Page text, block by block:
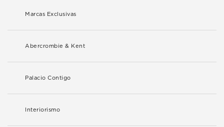
Marcas Exclusivas
Abercrombie & Kent
Palacio Contigo
Interiorismo